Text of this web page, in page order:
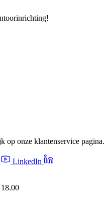
op onze klantenservice pagina.
LinkedIn